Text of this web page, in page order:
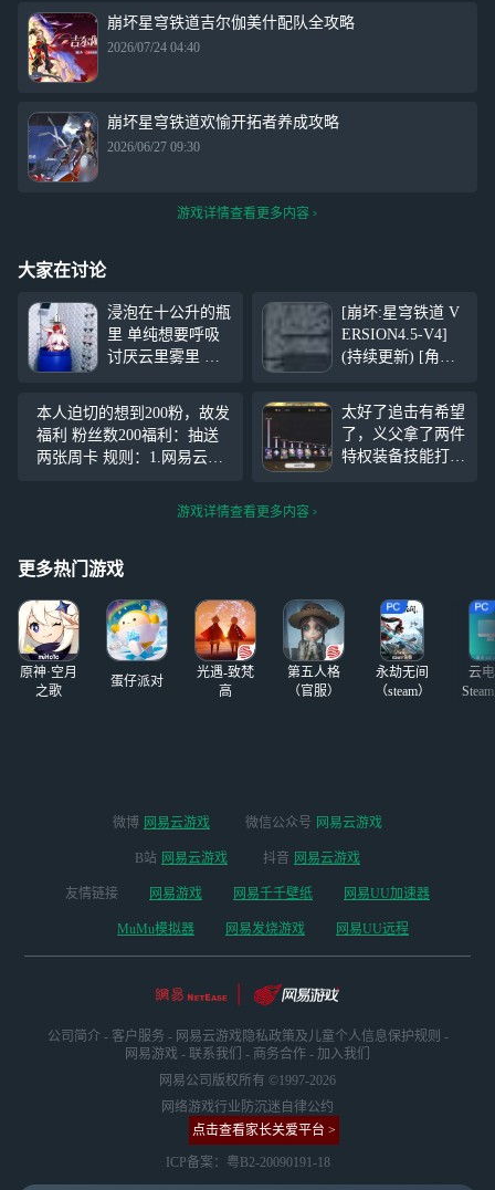
崩坏星穹铁道吉尔伽美什配队全攻略
2026/07/24 04:40
崩坏星穹铁道欢愉开拓者养成攻略
2026/06/27 09:30
游戏详情查看更多内容
大家在讨论
浸泡在十公升的瓶
里 单纯想要呼吸
讨厌云里雾里 出
着心口不一
[崩坏:星穹铁道 V
ERSION4.5-V4]
(持续更新) [角色]
子•5星) [光锥] 向
浪花掷下盛夏(欢
愉•5星) 一一一一
一一一一一一一一
本人迫切的想到200粉，故发
福利 粉丝数200福利：抽送
两张周卡 规则：1.网易云等
此条广播可参与抽奖 3.抽奖
太好了追击有希望
了，义父拿了两件
特权装备技能打出
希望了。
游戏详情查看更多内容
更多热门游戏
原神·空月
之歌
蛋仔派对
光遇-致梵
高
第五人格
（官服）
永劫无间
（steam）
云
微博 网易云游戏 微信公众号 网易云游戏
B站 网易云游戏 抖音 网易云游戏
友情链接 网易游戏 网易千千壁纸 网易UU加速器
MuMu模拟器 网易发烧游戏 网易UU远程
公司简介 - 客户服务 - 网易云游戏隐私政策及儿童个人信息保护规则 -
网易游戏 - 联系我们 - 商务合作 - 加入我们
网易公司版权所有 ©1997-2026
网络游戏行业防沉迷自律公约
点击查看家长关爱平台 >
ICP备案：粤B2-20090191-18